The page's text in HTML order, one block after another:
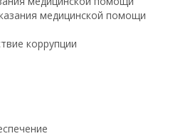
медицинской помощи
коррупции